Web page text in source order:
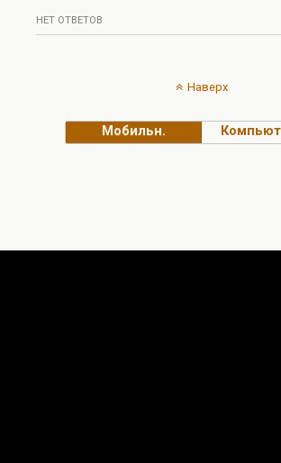
НЕТ ОТВЕТОВ
Наверх
Мобильн.